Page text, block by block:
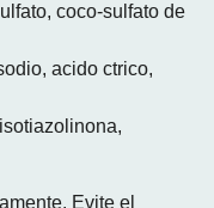
coco-sulfato de
acido ctrico,
Evite el